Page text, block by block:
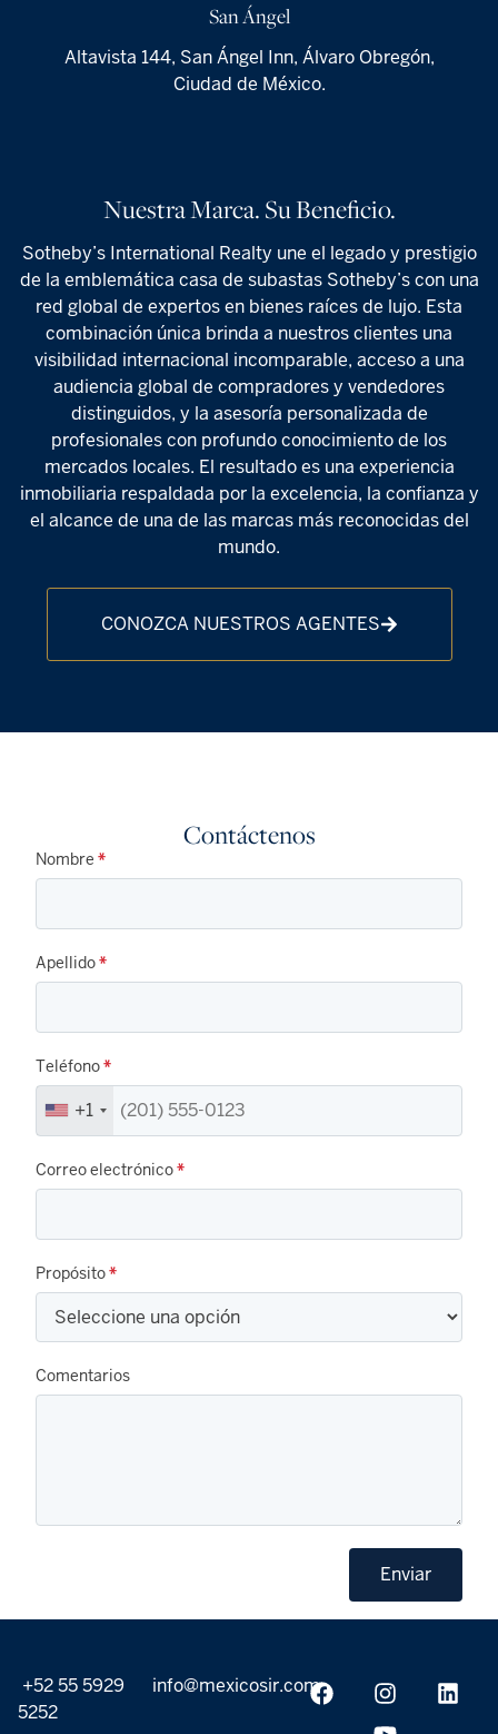
San Ángel
Altavista 144, San Ángel Inn, Álvaro Obregón,
Ciudad de México.
Nuestra Marca. Su Beneficio.
Sotheby’s International Realty une el legado y prestigio
de la emblemática casa de subastas Sotheby’s con una
red global de expertos en bienes raíces de lujo. Esta
combinación única brinda a nuestros clientes una
visibilidad internacional incomparable, acceso a una
audiencia global de compradores y vendedores
distinguidos, y la asesoría personalizada de
profesionales con profundo conocimiento de los
mercados locales. El resultado es una experiencia
inmobiliaria respaldada por la excelencia, la confianza y
el alcance de una de las marcas más reconocidas del
mundo.
CONOZCA NUESTROS AGENTES
Contáctenos
Nombre *
Apellido*
Teléfono*
+1
Correo electrónico*
Propósito*
Comentarios
Enviar
+52 55 5929
5252
info@mexicosir.com